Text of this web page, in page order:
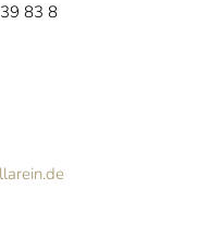
83 8